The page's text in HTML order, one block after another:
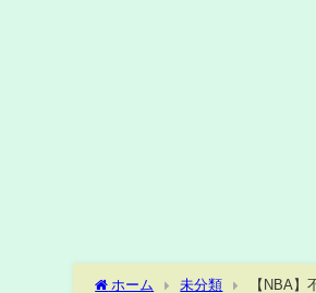
ホーム 未分類 【NBA】